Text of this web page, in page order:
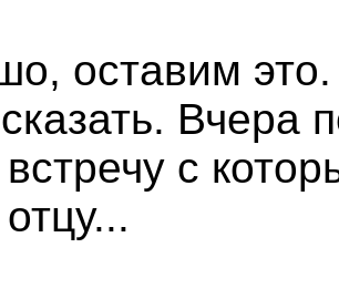
оставим
Вчера
с